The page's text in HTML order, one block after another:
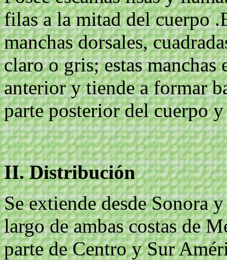
filas a la mitad del cuerpo
manchas dorsales,
claro o gris; estas manchas
anterior y tiende a formar
parte posterior del cuerpo
II. Distribución
Se extiende desde Sonora
largo de ambas costas de
parte de Centro y Sur